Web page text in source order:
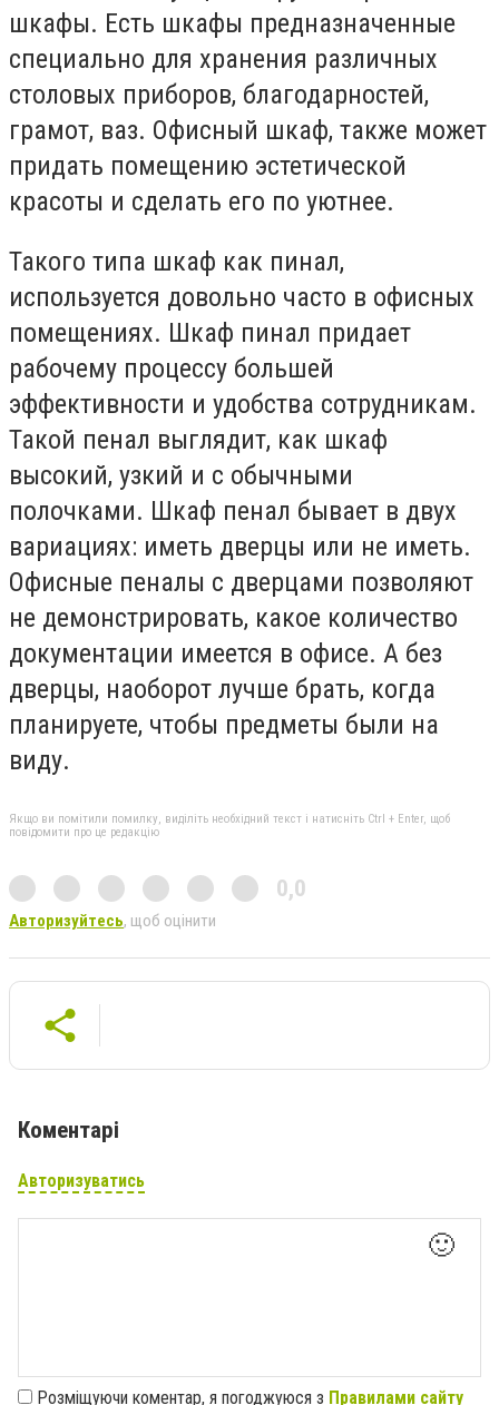
шкафы. Есть шкафы предназначенные
специально для хранения различных
столовых приборов, благодарностей,
грамот, ваз. Офисный шкаф, также может
придать помещению эстетической
красоты и сделать его по уютнее.
Такого типа шкаф как пинал,
используется довольно часто в офисных
помещениях. Шкаф пинал придает
рабочему процессу большей
эффективности и удобства сотрудникам.
Такой пенал выглядит, как шкаф
высокий, узкий и с обычными
полочками. Шкаф пенал бывает в двух
вариациях: иметь дверцы или не иметь.
Офисные пеналы с дверцами позволяют
не демонстрировать, какое количество
документации имеется в офисе. А без
дверцы, наоборот лучше брать, когда
планируете, чтобы предметы были на
виду.
Якщо ви помітили помилку, виділіть необхідний текст і натисніть Ctrl + Enter, щоб
повідомити про це редакцію
0,0
Авторизуйтесь, щоб оцінити
Коментарі
Авторизуватись
🙂
Розміщуючи коментар, я погоджуюся з Правилами сайту